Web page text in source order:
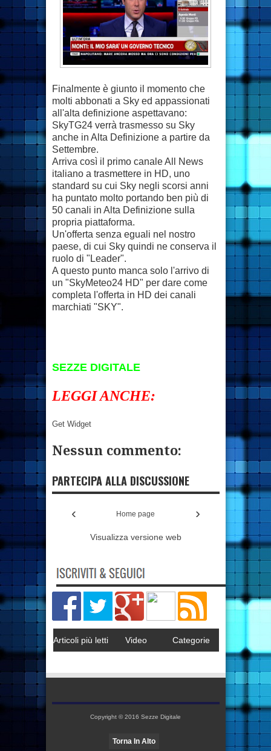
Finalmente è giunto il momento che
molti abbonati a Sky ed appassionati
all'alta definizione aspettavano:
SkyTG24 verrà trasmesso su Sky
anche in Alta Definizione a partire da
Settembre.
Arriva così il primo canale All News
italiano a trasmettere in HD, uno
standard su cui Sky negli scorsi anni
ha puntato molto portando ben più di
50 canali in Alta Definizione sulla
propria piattaforma.
Un'offerta senza eguali nel nostro
paese, di cui Sky quindi ne conserva il
ruolo di "Leader".
A questo punto manca solo l'arrivo di
un "SkyMeteo24 HD" per dare come
completa l'offerta in HD dei canali
marchiati "SKY".
SEZZE DIGITALE
LEGGI ANCHE:
Get Widget
Nessun commento:
PARTECIPA ALLA DISCUSSIONE
‹ ›
Home page
Visualizza versione web
Articoli più letti Video Categorie
Copyright © 2016 Sezze Digitale
Torna In Alto